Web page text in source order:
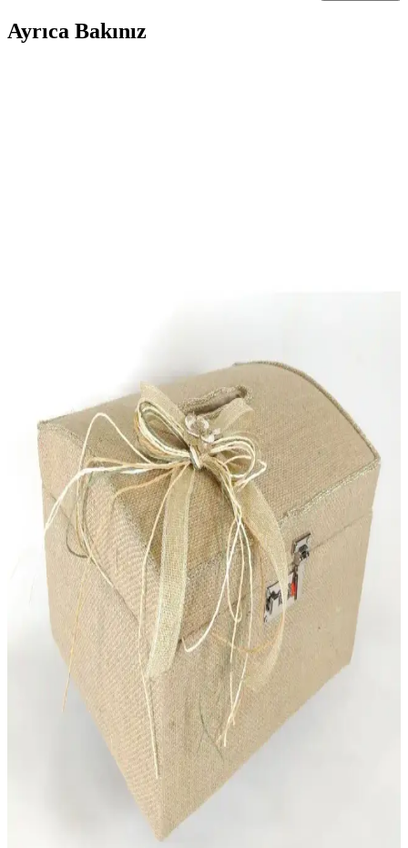
Ayrıca Bakınız
Hangi Ürün Daha Uygun
Nacarev ve Serstil hurçları, evde düzen ve saklama çözümleri sunar.
Her iki ürünün özellikleri, kullanım alanları ve kullanıcı
yorumlarıyla en uygun seçeneği belirleyin.
Paşabahçe Puding Saklama Kabı ile Şık ve
Fonksiyonel Mutfak Çözümleri
Paşabahçe puding saklama kabı, estetik ve dayanıklı cam yapısı ile
mutfaklarda çok amaçlı kullanım ve şık sunum imkanı sağlar, düzen
ve hijyen sunar.
Ece Metal Ekmek Sepeti: Dayanıklı ve Şık Mutfak
Saklama Çözümü
Ece Metal Ekmek Sepeti, dayanıklı metal yapısı ve şık tasarımıyla
mutfaklarda hijyenik ve düzenli saklama sağlar. Geniş hacmiyle
günlük ihtiyaçlara uygun, kolay temizlenebilir ve modern görünüm
Ezupack 6'lı Tiramisu Kupası Seti 300 cc Plastik
Şeffaf Kapaklı Sunum Kabı
Ezupack 6'lı tiramisu kupası seti, 300 cc hacmi, şeffaf kapakları ve
renkli tasarımıyla mutfakta şıklık ve pratiklik sağlar, geniş kullanım